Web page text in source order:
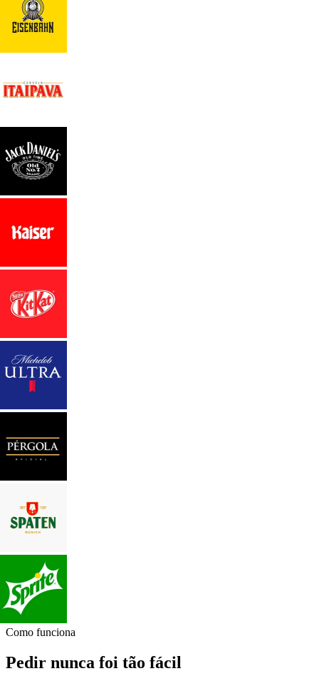
Como funciona
Pedir nunca foi tão fácil